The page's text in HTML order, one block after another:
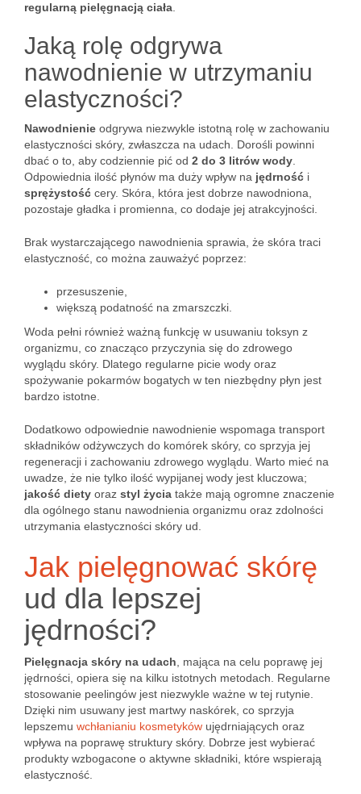
regularną pielęgnacją ciała
Jaką rolę odgrywa
nawodnienie w utrzymaniu
elastyczności?
Nawodnienie odgrywa niezwykle istotną rolę w zachowaniu
elastyczności skóry, zwłaszcza na udach. Dorośli powinni
dbać o to, aby codziennie pić od 2 do 3 litrów wody
Odpowiednia ilość płynów ma duży wpływ na jędrność i
sprężystość cery. Skóra, która jest dobrze nawodniona,
pozostaje gładka i promienna, co dodaje jej atrakcyjności.
Brak wystarczającego nawodnienia sprawia, że skóra traci
elastyczność, co można zauważyć poprzez:
przesuszenie,
większą podatność na zmarszczki.
Woda pełni również ważną funkcję w usuwaniu toksyn z
organizmu, co znacząco przyczynia się do zdrowego
wyglądu skóry. Dlatego regularne picie wody oraz
spożywanie pokarmów bogatych w ten niezbędny płyn jest
bardzo istotne.
Dodatkowo odpowiednie nawodnienie wspomaga transport
składników odżywczych do komórek skóry, co sprzyja jej
regeneracji i zachowaniu zdrowego wyglądu. Warto mieć na
uwadze, że nie tylko ilość wypijanej wody jest kluczowa;
jakość diety oraz styl życia także mają ogromne znaczenie
dla ogólnego stanu nawodnienia organizmu oraz zdolności
utrzymania elastyczności skóry ud.
Jak pielęgnować skórę
ud dla lepszej
jędrności?
Pielęgnacja skóry na udach , mająca na celu poprawę jej
jędrności, opiera się na kilku istotnych metodach. Regularne
stosowanie peelingów jest niezwykle ważne w tej rutynie.
Dzięki nim usuwany jest martwy naskórek, co sprzyja
lepszemu wchłanianiu kosmetyków ujędrniających oraz
wpływa na poprawę struktury skóry. Dobrze jest wybierać
produkty wzbogacone o aktywne składniki, które wspierają
elastyczność.